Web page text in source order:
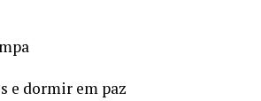
e dormir em paz